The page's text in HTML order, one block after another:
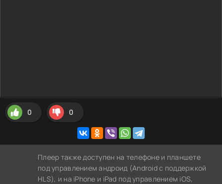
0 0
Плеер также доступен на телефоне и планшете
под управлением андроид (Android с поддержкой
HLS), и на iPhone и iPad под управлением iOS,